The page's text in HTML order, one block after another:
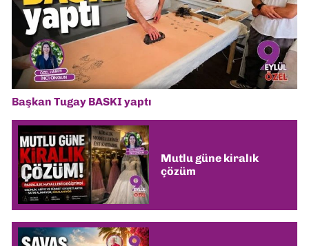
Başkan Tugay BASKI yaptı
Mutlu güne kiralık
çözüm